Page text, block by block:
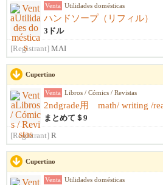
Venta Utilidades domésticas
ハンドソープ（リフィル）
3ドル
[Registrant] MAI
Cupertino
Venta Libros / Cómics / Revistas
2ndgrade用 math/ writing /
まとめて＄9
[Registrant] R
Cupertino
Venta Utilidades domésticas